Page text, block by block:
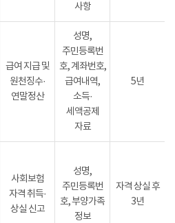
사항
급여 지급 및
원천징수·
연말정산
성명,
주민등록번
호, 계좌번호,
급여내역,
소득·
세액공제
자료
5년
사회보험
자격 취득·
상실 신고
성명,
주민등록번
호, 부양가족
정보
자격 상실 후
3년